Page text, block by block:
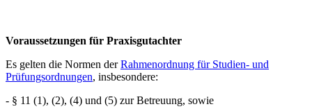
Voraussetzungen für Praxisgutachter
Es gelten die Normen derRahmenordnung für Studien- und
Prüfungsordnungen, insbesondere:
- § 11 (1), (2), (4) und (5) zur Betreuung, sowie